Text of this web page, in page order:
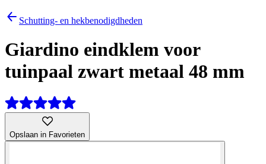
Schutting- en hekbenodigdheden
Giardino eindklem voor
tuinpaal zwart metaal 48 mm
Opslaan in Favorieten